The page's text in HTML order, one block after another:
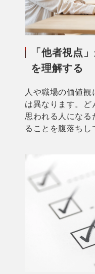
「他者視点
を理解する
人や職場の価値
は異なります。ど
思われる人になる
ることを腹落ちし